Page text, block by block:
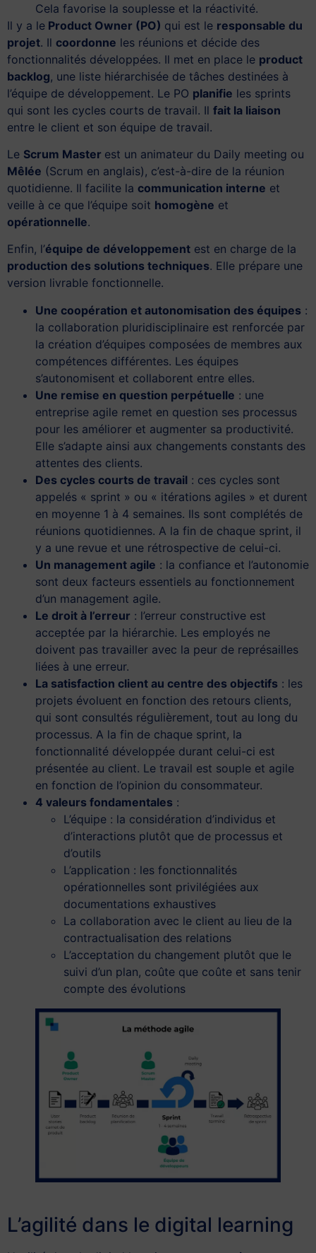
Cela favorise la souplesse et la réactivité.
Il y a le Product Owner (PO) qui est le responsable du
projet. Il coordonne les réunions et décide des
fonctionnalités développées. Il met en place le product
backlog, une liste hiérarchisée de tâches destinées à
l’équipe de développement. Le PO planifie les sprints
qui sont les cycles courts de travail. Il fait la liaison
entre le client et son équipe de travail.
Le Scrum Master est un animateur du Daily meeting ou
Mêlée (Scrum en anglais), c’est-à-dire de la réunion
quotidienne. Il facilite la communication interne et
veille à ce que l’équipe soit homogène et
opérationnelle.
Enfin, l’équipe de développement est en charge de la
production des solutions techniques. Elle prépare une
version livrable fonctionnelle.
Une coopération et autonomisation des équipes :
la collaboration pluridisciplinaire est renforcée par
la création d’équipes composées de membres aux
compétences différentes. Les équipes
s’autonomisent et collaborent entre elles.
Une remise en question perpétuelle : une
entreprise agile remet en question ses processus
pour les améliorer et augmenter sa productivité.
Elle s’adapte ainsi aux changements constants des
attentes des clients.
Des cycles courts de travail : ces cycles sont
appelés « sprint » ou « itérations agiles » et durent
en moyenne 1 à 4 semaines. Ils sont complétés de
réunions quotidiennes. A la fin de chaque sprint, il
y a une revue et une rétrospective de celui-ci.
Un management agile : la confiance et l’autonomie
sont deux facteurs essentiels au fonctionnement
d’un management agile.
Le droit à l’erreur : l’erreur constructive est
acceptée par la hiérarchie. Les employés ne
doivent pas travailler avec la peur de représailles
liées à une erreur.
La satisfaction client au centre des objectifs : les
projets évoluent en fonction des retours clients,
qui sont consultés régulièrement, tout au long du
processus. A la fin de chaque sprint, la
fonctionnalité développée durant celui-ci est
présentée au client. Le travail est souple et agile
en fonction de l’opinion du consommateur.
4 valeurs fondamentales :
L’équipe : la considération d’individus et
d’interactions plutôt que de processus et
d’outils
L’application : les fonctionnalités
opérationnelles sont privilégiées aux
documentations exhaustives
La collaboration avec le client au lieu de la
contractualisation des relations
L’acceptation du changement plutôt que le
suivi d’un plan, coûte que coûte et sans tenir
compte des évolutions
L’agilité dans le digital learning